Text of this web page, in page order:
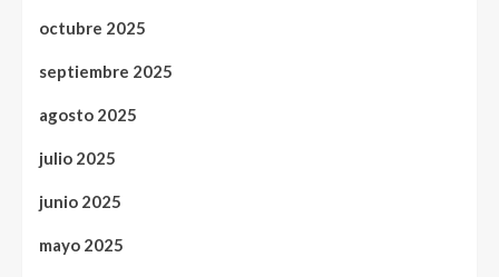
octubre 2025
septiembre 2025
agosto 2025
julio 2025
junio 2025
mayo 2025